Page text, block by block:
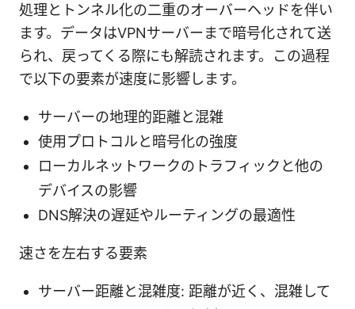
処理とトンネル化の二重のオーバーヘッドを伴い
ます。データはVPNサーバーまで暗号化されて送
られ、戻ってくる際にも解読されます。この過程
で以下の要素が速度に影響します。
サーバーの地理的距離と混雑
使用プロトコルと暗号化の強度
ローカルネットワークのトラフィックと他の
デバイスの影響
DNS解決の遅延やルーティングの最適性
速さを左右する要素
サーバー距離と混雑度: 距離が近く、混雑して